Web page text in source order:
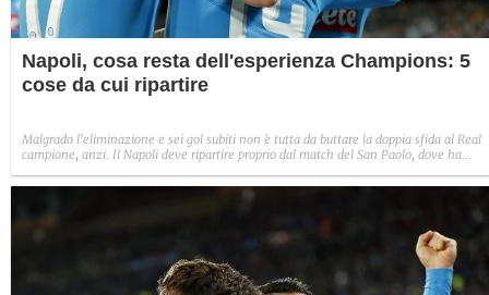
Napoli, cosa resta dell'esperienza Champions: 5
cose da cui ripartire
Malgrado l'eliminazione e sei gol subiti non è tutta da buttare la doppia sfida al Real
campione, anzi. Il Napoli deve ripartire proprio dal match del San Paolo, dove ha
costruire un progetto tecnico attorno a Mertens e ad una rosa che deve essere
migliorata (soprattutto in difesa). Con Sarri che deve imparare e crescere ancora, per
cambiare a gara in corso